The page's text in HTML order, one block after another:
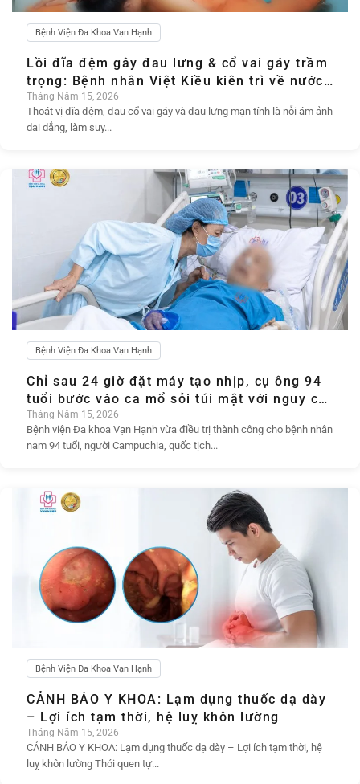
Bệnh Viện Đa Khoa Vạn Hạnh
Lồi đĩa đệm gây đau lưng & cổ vai gáy trầm
trọng: Bệnh nhân Việt Kiều kiên trì về nước
Cấy Chỉ phục hồi
Tháng Năm 15, 2026
Thoát vị đĩa đệm, đau cổ vai gáy và đau lưng mạn tính là nỗi ám ảnh
dai dẳng, làm suy...
Bệnh Viện Đa Khoa Vạn Hạnh
Chỉ sau 24 giờ đặt máy tạo nhịp, cụ ông 94
tuổi bước vào ca mổ sỏi túi mật với nguy cơ
tử vong đến 10%
Tháng Năm 15, 2026
Bệnh viện Đa khoa Vạn Hạnh vừa điều trị thành công cho bệnh nhân
nam 94 tuổi, người Campuchia, quốc tịch...
Bệnh Viện Đa Khoa Vạn Hạnh
CẢNH BÁO Y KHOA: Lạm dụng thuốc dạ dày
– Lợi ích tạm thời, hệ luỵ khôn lường
Tháng Năm 15, 2026
CẢNH BÁO Y KHOA: Lạm dụng thuốc dạ dày – Lợi ích tạm thời, hệ
luỵ khôn lường Thói quen tự...